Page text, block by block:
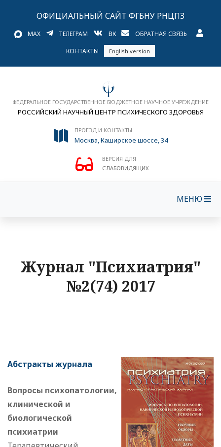
ОФИЦИАЛЬНЫЙ САЙТ ФГБНУ РНЦПЗ
MAX ТЕЛЕГРАМ ВК ОБРАТНАЯ СВЯЗЬ
КОНТАКТЫ English version
ФЕДЕРАЛЬНОЕ ГОСУДАРСТВЕННОЕ БЮДЖЕТНОЕ НАУЧНОЕ УЧРЕЖДЕНИЕ
РОССИЙСКИЙ НАУЧНЫЙ ЦЕНТР ПСИХИЧЕСКОГО ЗДОРОВЬЯ
ПРОЕЗД И КОНТАКТЫ
Москва, Каширское шоссе, 34
ВЕРСИЯ ДЛЯ
СЛАБОВИДЯЩИХ
МЕНЮ
Журнал "Психиатрия"
№2(74) 2017
Абстракты журнала
Вопросы психопатологии,
клинической и
биологической
психиатрии